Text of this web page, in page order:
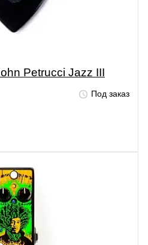
Petrucci Jazz III
Под заказ